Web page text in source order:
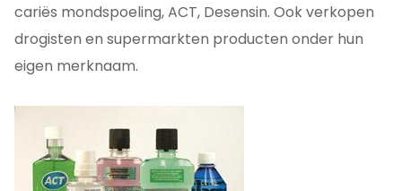
cariës mondspoeling, ACT, Desensin. Ook verkopen
drogisten en supermarkten producten onder hun
eigen merknaam.